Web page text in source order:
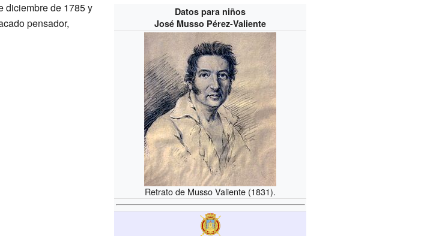
Datos para niños
José Musso Pérez-Valiente
Retrato de Musso Valiente (1831).
diciembre de 1785 y
pensador,